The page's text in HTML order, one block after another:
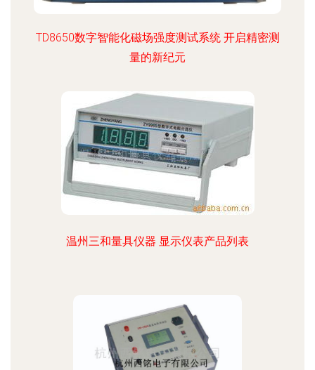
TD8650数字智能化磁场强度测试系统 开启精密测
量的新纪元
温州三和量具仪器 显示仪表产品列表